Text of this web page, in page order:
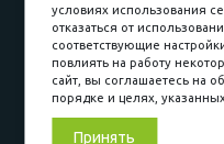
© 2015-2026.
ИП Саворенко Валерий
Соляная, 6
условиях использования
отказаться от
соответствующие
повлиять на работу
сайт, вы соглашаетесь на
порядке и целях,
Принять